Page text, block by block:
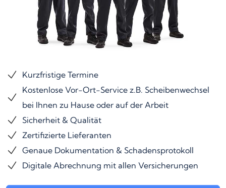
Kurzfristige Termine
Kostenlose Vor-Ort-Service z.B. Scheibenwechsel
bei Ihnen zu Hause oder auf der Arbeit
Sicherheit & Qualität
Zertifizierte Lieferanten
Genaue Dokumentation & Schadensprotokoll
Digitale Abrechnung mit allen Versicherungen